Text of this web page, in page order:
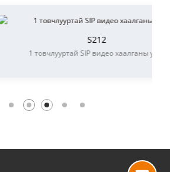
SIP видео хаалганы утас